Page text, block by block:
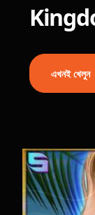
এখনই খেলুন